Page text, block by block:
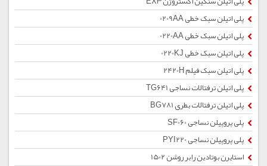
پلی اتیلن سبک خطی 0209AA
پلی اتیلن سبک خطی 0220AA
پلی اتیلن سبک خطی 0220KJ
پلی اتیلن سبک فیلم 2420H
پلی اتیلن ترفتالات نساجی TG641
پلی اتیلن ترفتالات بطری BG781
پلی پروپیلن نساجی SF060
پلی پروپیلن نساجی PYI220
استایرن بوتادین رابر روشن 1502